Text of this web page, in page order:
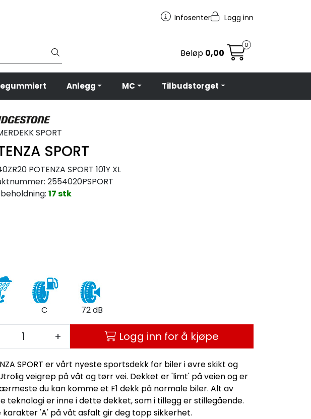
Infosenter Logg inn
Beløp 0,00
0
Anlegg MC Tilbudstorget
SPORT
SPORT
POTENZA SPORT 101Y XL
2554020PSPORT
17 stk
C 72 dB
+ Logg inn for å kjøpe
SPORT er vårt nyeste sportsdekk for biler i øvre skikt og
veigrep på våt og tørr vei. Dekket er 'limt' på veien og er
du kan komme et F1 dekk på normale biler. Alt av
teknologi er inne i dette dekket, som i tillegg er stillegående.
karakter 'A' på våt asfalt gir deg topp sikkerhet.